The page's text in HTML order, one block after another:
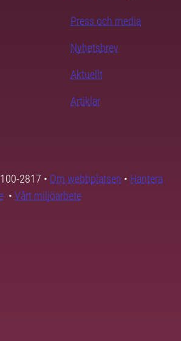
Press och media
Nyhetsbrev
Aktuellt
Artiklar
2817 • Om webbplatsen • Hantera
• Vårt miljöarbete